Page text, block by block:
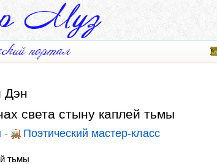
Дэн
света стыну каплей тьмы
- Поэтический мастер-класс
тьмы